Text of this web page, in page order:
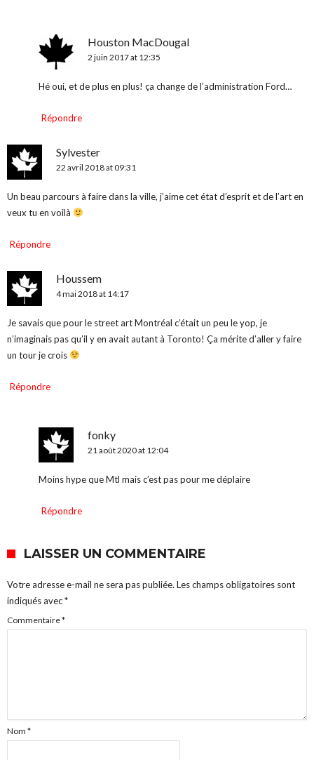
Houston MacDougal
2 juin 2017 at 12:35
Hé oui, et de plus en plus! ça change de l’administration Ford…
Répondre
Sylvester
22 avril 2018 at 09:31
Un beau parcours à faire dans la ville, j’aime cet état d’esprit et de l’art en
veux tu en voilà
Répondre
Houssem
4 mai 2018 at 14:17
Je savais que pour le street art Montréal c’était un peu le yop, je
n’imaginais pas qu’il y en avait autant à Toronto! Ça mérite d’aller y faire
un tour je crois
Répondre
fonky
21 août 2020 at 12:04
Moins hype que Mtl mais c’est pas pour me déplaire
Répondre
LAISSER UN COMMENTAIRE
Votre adresse e-mail ne sera pas publiée. Les champs obligatoires sont
indiqués avec*
Commentaire*
Nom *